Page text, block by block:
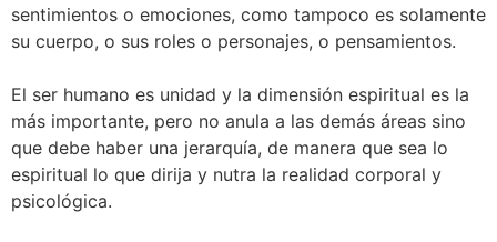
sentimientos o emociones, como tampoco es solamente
su cuerpo, o sus roles o personajes, o pensamientos.
El ser humano es unidad y la dimensión espiritual es la
más importante, pero no anula a las demás áreas sino
que debe haber una jerarquía, de manera que sea lo
espiritual lo que dirija y nutra la realidad corporal y
psicológica.